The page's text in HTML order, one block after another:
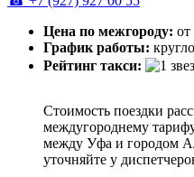
Цена по межгороду: от
График работы:
Рейтинг такси:
Стоимость поездки
междугороднему
между Уфа и городом
уточняйте у